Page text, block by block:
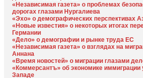
«Независимая газета» о проблемах
дорогах глазами Нургалиева
«Эхо» о демографических перспективах
«Новые известия» о некоторых итогах
Германии
«Дело» о демографии и рынке труда ЕС
«Независимая газета» о взглядах на
Аннана
«Время новостей» о миграции глазами
«Коммерсантъ» об экономике иммиграции
Западе